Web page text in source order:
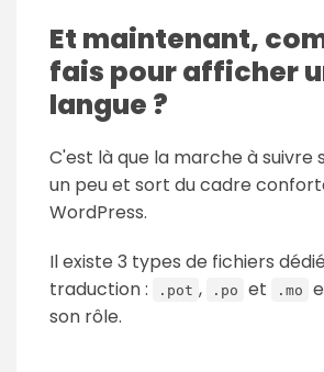
Et maintenant,
fais pour afficher
langue ?
C'est là que la marche à suivre
un peu et sort du cadre
WordPress.
Il existe 3 types de fichiers
traduction :
.pot , .po et .mo
son rôle.